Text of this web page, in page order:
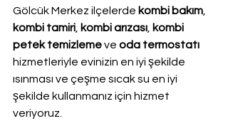
Gölcük Merkez ilçelerde kombi bakım
kombi tamiri kombi arızası kombi
petek temizleme ve oda termostatı
hizmetleriyle evinizin en iyi şekilde
ısınması ve çeşme sıcak su en iyi
şekilde kullanmanız için hizmet
veriyoruz.